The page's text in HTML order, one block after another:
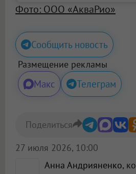
Фото: ООО «АкваРио»
Сообщить новость
Размещение рекламы
Макс Телеграм
Анна Андрияненко,
27 июля 2026, 10:00
Поделиться